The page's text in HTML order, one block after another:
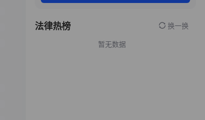
法律热榜 换一换
暂无数据